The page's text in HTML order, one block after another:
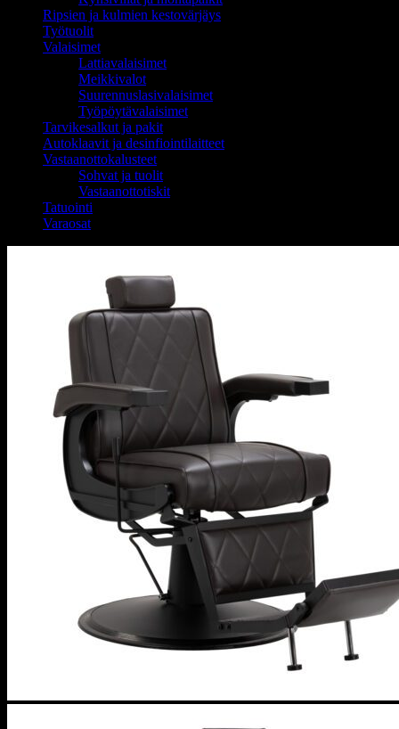
Ripsien ja kulmien kestovärjäys
Työtuolit
Valaisimet
Lattiavalaisimet
Meikkivalot
Suurennuslasivalaisimet
Työpöytävalaisimet
Tarvikesalkut ja pakit
Autoklaavit ja desinfiointilaitteet
Vastaanottokalusteet
Sohvat ja tuolit
Vastaanottotiskit
Tatuointi
Varaosat